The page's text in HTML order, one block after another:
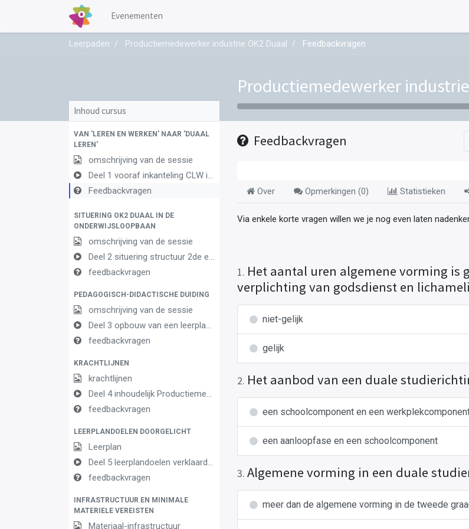
Evenementen
Leerpaden Productiemedewerker industrie OK2 Duaal Feedbackvragen
Productiemedewerker
Inhoud cursus
VAN 'LEREN EN WERKEN' NAAR 'DUAAL
LEREN'
omschrijving van de sessie
Deel 1 vooraf inkanteling CLW in duaal leren 1
Feedbackvragen
SITUERING OK2 DUAAL IN DE
ONDERWIJSLOOPBAAN
omschrijving van de sessie
Deel 2 situering structuur 2de en 3de graad AF
feedbackvragen
PEDAGOGISCH-DIDACTISCHE DUIDING
omschrijving van de sessie
Deel 3 opbouw van een leerplan vormingsconcept
feedbackvragen
KRACHTLIJNEN
krachtlijnen
Deel 4 inhoudelijk Productiemedewerker OK2
feedbackvragen
LEERPLANDOELEN DOORGELICHT
Leerplan
Deel 5 leerplandoelen verklaard Productiemedewerker OK2 1
feedbackvragen
INFRASTRUCTUUR EN MINIMALE
MATERIELE VEREISTEN
Materiaal-infrastructuur
Feedbackvragen
Over Opmerkingen (0) Statistieken
Via enkele korte vragen willen we je nog even laten
1. Het aantal uren algemene vorming is
verplichting van godsdienst en
niet-gelijk
gelijk
2. Het aanbod van een duale
een schoolcomponent en een
een aanloopfase en een schoolcomponent
3. Algemene vorming in een duale
meer dan de algemene vorming in de tweede